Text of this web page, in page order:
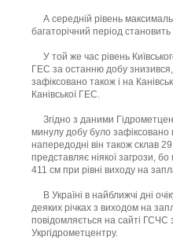
А середній рівень
багаторічний період
У той же час рівень
ГЕС за останню добу
зафіксовано також і на
Канівської ГЕС.
Згідно з даними
минулу добу було
напередодні він також склав
представляє ніякої загрози,
411 см при рівні виходу на
В Україні в найближчі дні
деяких річках з виходом на
повідомляється на сайті
Укргідрометцентру.